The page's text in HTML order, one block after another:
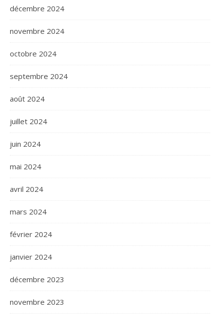
décembre 2024
novembre 2024
octobre 2024
septembre 2024
août 2024
juillet 2024
juin 2024
mai 2024
avril 2024
mars 2024
février 2024
janvier 2024
décembre 2023
novembre 2023